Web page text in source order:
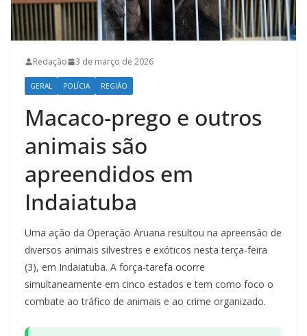
Redação 3 de março de 2026
GERAL POLÍCIA REGIÃO
Macaco-prego e outros
animais são
apreendidos em
Indaiatuba
Uma ação da Operação Aruana resultou na apreensão de
diversos animais silvestres e exóticos nesta terça-feira
(3), em Indaiatuba. A força-tarefa ocorre
simultaneamente em cinco estados e tem como foco o
combate ao tráfico de animais e ao crime organizado.